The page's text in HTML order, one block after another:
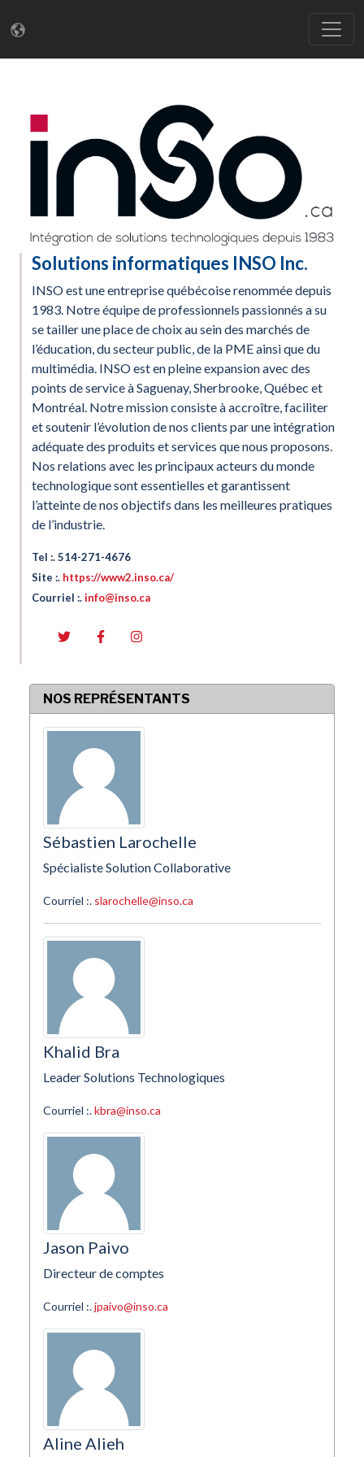
Solutions informatiques INSO Inc.
INSO est une entreprise québécoise renommée depuis
1983. Notre équipe de professionnels passionnés a su
se tailler une place de choix au sein des marchés de
l’éducation, du secteur public, de la PME ainsi que du
multimédia. INSO est en pleine expansion avec des
points de service à Saguenay, Sherbrooke, Québec et
Montréal. Notre mission consiste à accroître, faciliter
et soutenir l’évolution de nos clients par une intégration
adéquate des produits et services que nous proposons.
Nos relations avec les principaux acteurs du monde
technologique sont essentielles et garantissent
l’atteinte de nos objectifs dans les meilleures pratiques
de l’industrie.
Tel :. 514-271-4676
Site :. https://www2.inso.ca/
Courriel :.info@inso.ca
NOS REPRÉSENTANTS
Sébastien Larochelle
Spécialiste Solution Collaborative
Courriel :. slarochelle@inso.ca
Khalid Bra
Leader Solutions Technologiques
Courriel :.kbra@inso.ca
Jason Paivo
Directeur de comptes
Courriel :.jpaivo@inso.ca
Aline Alieh